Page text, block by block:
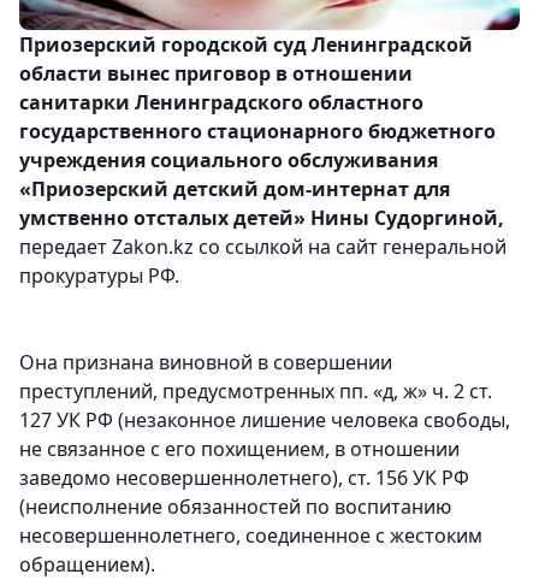
Приозерский городской суд Ленинградской
области вынес приговор в отношении
санитарки Ленинградского областного
государственного стационарного бюджетного
учреждения социального обслуживания
«Приозерский детский дом-интернат для
умственно отсталых детей» Нины Судоргиной,
передает Zakon.kz со ссылкой на сайт генеральной
прокуратуры РФ.
Она признана виновной в совершении
преступлений, предусмотренных пп. «д, ж» ч. 2 ст.
127 УК РФ (незаконное лишение человека свободы,
не связанное с его похищением, в отношении
заведомо несовершеннолетнего), ст. 156 УК РФ
(неисполнение обязанностей по воспитанию
несовершеннолетнего, соединенное с жестоким
обращением).